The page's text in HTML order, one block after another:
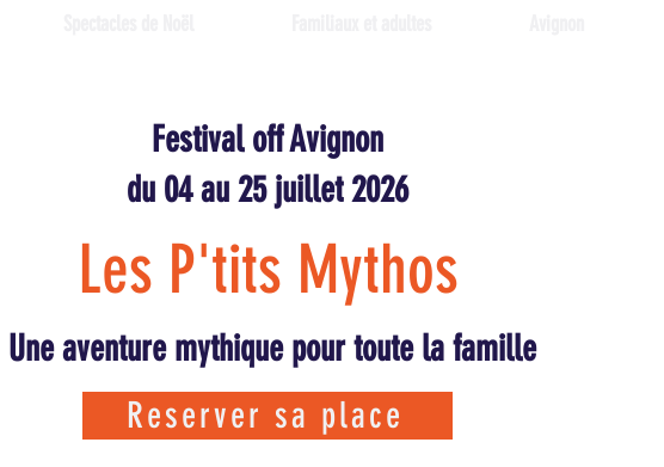
Festival off Avignon
du 04 au 25 juillet 2026
Les P'tits Mythos
Une aventure mythique pour toute la famille
Reserver sa place